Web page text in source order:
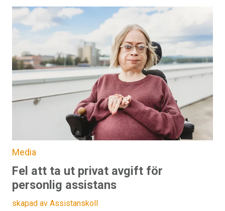
Media
Fel att ta ut privat avgift för
personlig assistans
skapad av Assistanskoll